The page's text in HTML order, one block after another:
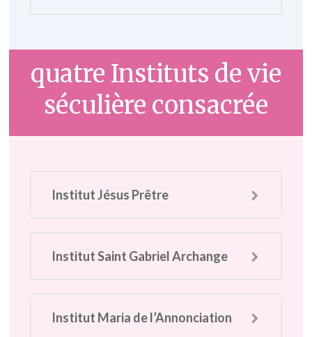
quatre Instituts de vie
séculière consacrée
Institut Jésus Prêtre
Institut Saint Gabriel Archange
Institut Maria de l’Annonciation